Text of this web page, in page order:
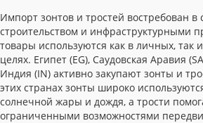
Импорт зонтов и тростей востребован в
строительством и инфраструктурными
товары используются как в личных, так
целях. Египет (EG), Саудовская Аравия
Индия (IN) активно закупают зонты и
этих странах зонты широко
солнечной жары и дождя, а трости
ограниченными возможностями